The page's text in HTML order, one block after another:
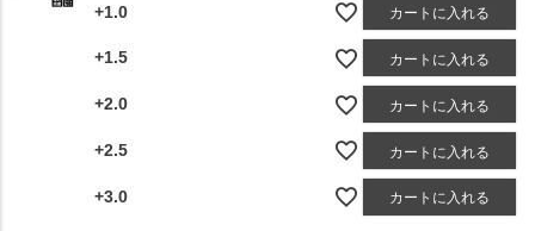
+1.0 カートに入れる
+1.5 カートに入れる
+2.0 カートに入れる
+2.5 カートに入れる
+3.0 カートに入れる